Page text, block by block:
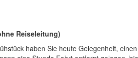
Reiseleitung)
haben Sie heute Gelegenheit,